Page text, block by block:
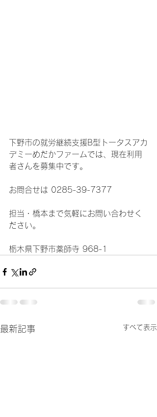
下野市の就労継続支援B型トータスアカ
デミーめだかファームでは、現在利用
者さんを募集中です。
お問合せは 0285-39-7377
担当・橋本まで気軽にお問い合わせく
ださい。
栃木県下野市薬師寺 968-1
最新記事 すべて表示